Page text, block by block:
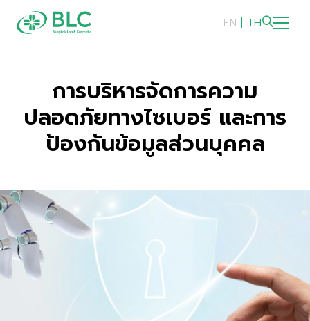
EN | TH
ภาพรวมความยั่งยืน
สิ่งแวดล้อม
การกำกับดูแลและเศรษฐกิจ
รายงานและการเปิดเผยข้อมูล
การดำเนินการด้านความยั่งยืน
รางวัลด้านความยั่งยืน
การบริหารจัดการความ
ปลอดภัยทางไซเบอร์ และการ
ป้องกันข้อมูลส่วนบุคคล